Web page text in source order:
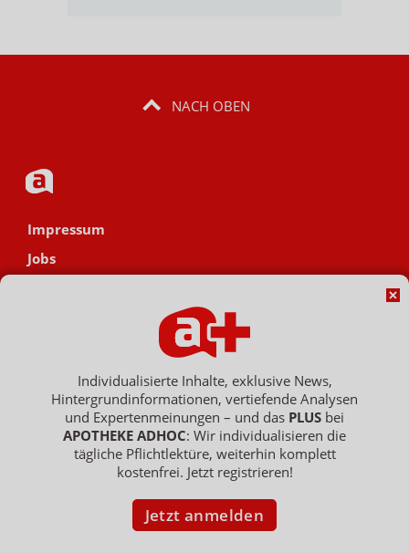
NACH OBEN
Impressum
Jobs
Hinweisgebersystem
Vertrag widerrufen
Copyright © 2007 - 2026 , APOTHEKE ADHOC ist ein Dienst der ELPATO
Geschäftsführer: Patrick Hollstein, Thomas Bellartz / Amtsgericht Berlin
Charlottenburg / HRB 204 379 B
Individualisierte Inhalte, exklusive News,
Hintergrundinformationen, vertiefende Analysen
und Expertenmeinungen – und das PLUS bei
APOTHEKE ADHOC: Wir individualisieren die
tägliche Pflichtlektüre, weiterhin komplett
kostenfrei. Jetzt registrieren!
Jetzt anmelden